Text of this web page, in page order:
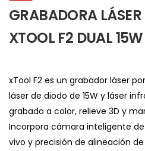
GRABADORA
XTOOL F2 DUAL
xTool F2 es un grabador láser
láser de diodo de 15W y láser
grabado a color, relieve 3D y
Incorpora cámara inteligente
vivo y precisión de alineación